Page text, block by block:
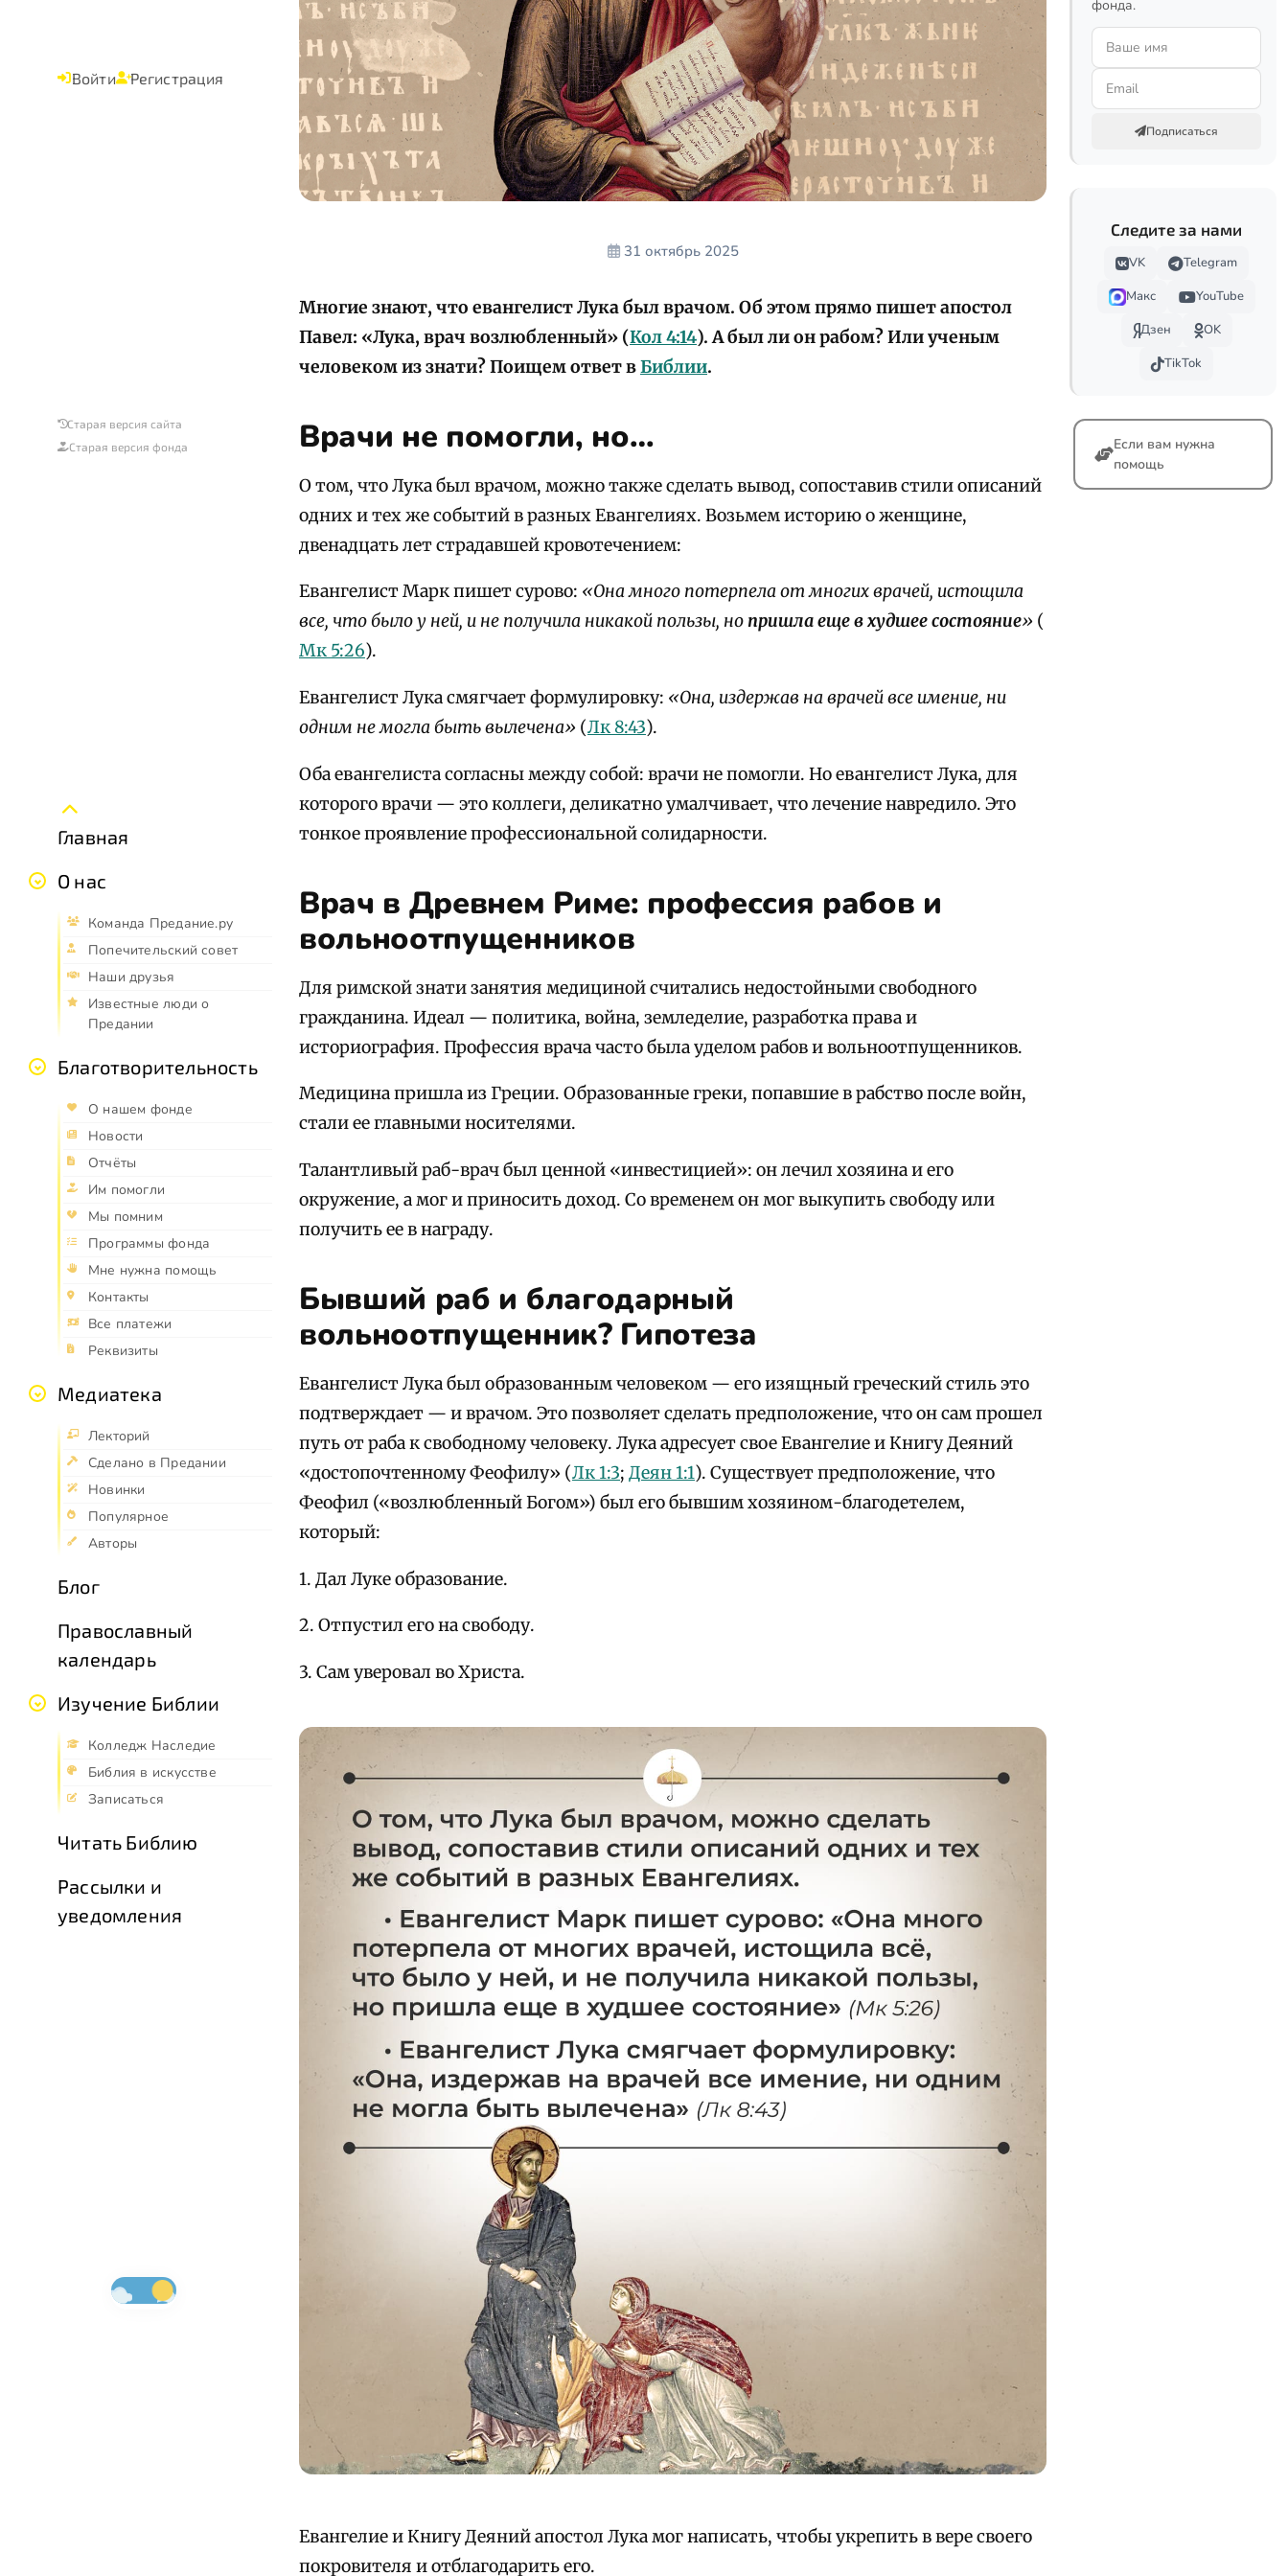
Войти Регистрация
Старая версия сайта
Старая версия фонда
Главная
О нас
Команда Предание.ру
Попечительский совет
Наши друзья
Известные люди о
Предании
Благотворительность
О нашем фонде
Новости
Отчёты
Им помогли
Мы помним
Программы фонда
Мне нужна помощь
Контакты
Все платежи
Реквизиты
Медиатека
Лекторий
Сделано в Предании
Новинки
Популярное
Авторы
Блог
Православный
календарь
Изучение Библии
Колледж Наследие
Библия в искусстве
Записаться
Читать Библию
Рассылки и
уведомления
31 октябрь 2025
Многие знают, что евангелист Лука был врачом. Об этом прямо пишет апостол
Павел: «Лука, врач возлюбленный» (Кол 4:14). А был ли он рабом? Или ученым
человеком из знати? Поищем ответ вБиблии.
Врачи не помогли, но…
О том, что Лука был врачом, можно также сделать вывод, сопоставив стили описаний
одних и тех же событий в разных Евангелиях. Возьмем историю о женщине,
двенадцать лет страдавшей кровотечением:
Евангелист Марк пишет сурово: «Она много потерпела от многих врачей, истощила
все, что было у ней, и не получила никакой пользы, нопришла еще в худшее состояние» (
Мк 5:26).
Евангелист Лука смягчает формулировку: «Она, издержав на врачей все имение, ни
одним не могла быть вылечена» (Лк 8:43).
Оба евангелиста согласны между собой: врачи не помогли. Но евангелист Лука, для
которого врачи — это коллеги, деликатно умалчивает, что лечение навредило. Это
тонкое проявление профессиональной солидарности.
Врач в Древнем Риме: профессия рабов и
вольноотпущенников
Для римской знати занятия медициной считались недостойными свободного
гражданина. Идеал — политика, война, земледелие, разработка права и
историография. Профессия врача часто была уделом рабов и вольноотпущенников.
Медицина пришла из Греции. Образованные греки, попавшие в рабство после войн,
стали ее главными носителями.
Талантливый раб-врач был ценной «инвестицией»: он лечил хозяина и его
окружение, а мог и приносить доход. Со временем он мог выкупить свободу или
получить ее в награду.
Бывший раб и благодарный
вольноотпущенник? Гипотеза
Евангелист Лука был образованным человеком — его изящный греческий стиль это
подтверждает — и врачом. Это позволяет сделать предположение, что он сам прошел
путь от раба к свободному человеку. Лука адресует свое Евангелие и Книгу Деяний
«достопочтенному Феофилу» (Лк 1:3; Деян 1:1). Существует предположение, что
Феофил («возлюбленный Богом») был его бывшим хозяином-благодетелем,
который:
1. Дал Луке образование.
2. Отпустил его на свободу.
3. Сам уверовал во Христа.
Евангелие и Книгу Деяний апостол Лука мог написать, чтобы укрепить в вере своего
покровителя и отблагодарить его.
фонда.
Подписаться
Следите за нами
VK
Telegram
Макс
YouTube
Дзен
OK
TikTok
Если вам нужна
помощь